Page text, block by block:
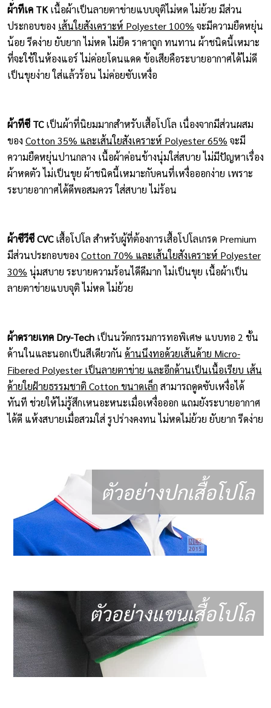
ผ้าทีเค TKเนื้อผ้าเป็นลายตาข่ายแบบจุติไม่หด ไม่ย้วย มีส่วน
ประกอบของ เส้นใยสังเคราะห์ Polyester 100% จะมีความยืดหยุ่น
น้อย รีดง่าย ยับยาก ไม่หด ไม่ยืด ราคาถูก ทนทาน ผ้าชนิดนี้เหมาะ
ที่จะใช้ในห้องแอร์ ไม่ค่อยโดนแดด ข้อเสียคือระบายอากาศได้ไม่ดี
เป็นขุยง่าย ใส่แล้วร้อน ไม่ค่อยซับเหงื่อ
ผ้าทีซี TCเป็นผ้าที่นิยมมากสำหรับเสื้อโปโล เนื่องจากมีส่วนผสม
ของ Cotton 35% และเส้นใยสังเคราะห์ Polyester 65% จะมี
ความยืดหยุ่นปานกลาง เนื้อผ้าค่อนข้างนุ่มใส่สบาย ไม่มีปัญหาเรื่อง
ผ้าหดตัว ไม่เป็นขุย ผ้าชนิดนี้เหมาะกับคนที่เหงื่อออกง่าย เพราะ
ระบายอากาศได้ดีพอสมควร ใส่สบาย ไม่ร้อน
ผ้าซีวีซี CVCเสื้อโปโล สำหรับผู้ที่ต้องการเสื้อโปโลเกรด Premium
มีส่วนประกอบของ Cotton 70% และเส้นใยสังเคราะห์ Polyester
30% นุ่มสบาย ระบายความร้อนไดีดีมาก ไม่เป็นขุย เนื้อผ้าเป็น
ลายตาข่ายแบบจุติ ไม่หด ไม่ย้วย
ผ้าดรายเทค Dry-Tech เป็นนวัตกรรมการทอพิเศษ แบบทอ 2 ชั้น
ด้านในและนอกเป็นสีเดียวกัน ด้านนึงทอด้วยเส้นด้าย Micro-
Fibered Polyester เป็นลายตาข่าย และอีกด้านเป็นเนื้อเรียบ เส้น
ด้ายใยฝ้ายธรรมชาติ Cotton ขนาดเล็ก สามารถดูดซับเหงื่อได้
ทันที ช่วยให้ไม่รู้สึกเหนอะหนะเมื่อเหงื่อออก แถมยังระบายอากาศ
ได้ดี แห้งสบายเมื่อสวมใส่ รูปร่างคงทน ไม่หดไม่ย้วย ยับยาก รีดง่าย
ตัวอย่างปกเสื้อโปโล
ตัวอย่างแขนเสื้อโปโล